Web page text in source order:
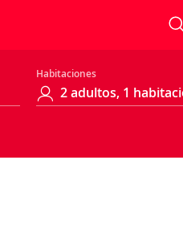
Habitaciones